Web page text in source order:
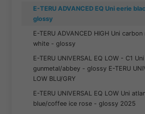
E-TERU ADVANCED EQ Uni eerie
glossy
E-TERU ADVANCED HIGH Uni
white - glossy
E-TERU UNIVERSAL EQ LOW - C1
gunmetal/abbey - glossy E-TERU
LOW BLU/GRY
E-TERU UNIVERSAL EQ LOW Uni
blue/coffee ice rose - glossy 2025